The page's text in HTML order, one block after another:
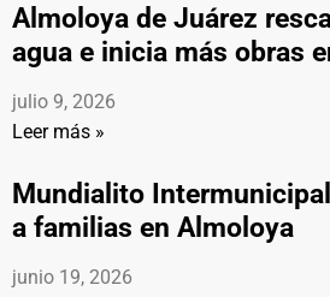
Almoloya de Juárez
agua e inicia más obras
julio 9, 2026
Leer más »
Mundialito
a familias en Almoloya
junio 19, 2026